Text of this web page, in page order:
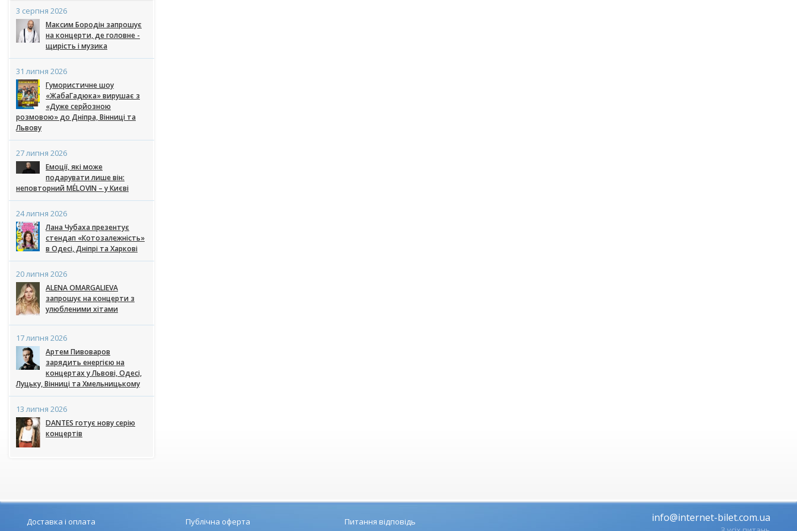
3 серпня 2026
Максим Бородін запрошує
на концерти, де головне -
щирість і музика
31 липня 2026
Гумористичне шоу
«ЖабаГадюка» вирушає з
«Дуже серйозною
розмовою» до Дніпра, Вінниці та
Львову
27 липня 2026
Емоції, які може
подарувати лише він:
неповторний MÉLOVIN – у Києві
24 липня 2026
Лана Чубаха презентує
стендап «Котозалежність»
в Одесі, Дніпрі та Харкові
20 липня 2026
ALENA OMARGALIEVA
запрошує на концерти з
улюбленими хітами
17 липня 2026
Артем Пивоваров
зарядить енергією на
концертах у Львові, Одесі,
Луцьку, Вінниці та Хмельницькому
13 липня 2026
DANTES готує нову серію
концертів
Доставка і оплата Публічна оферта Питання відповідь info@internet-bilet.com.ua